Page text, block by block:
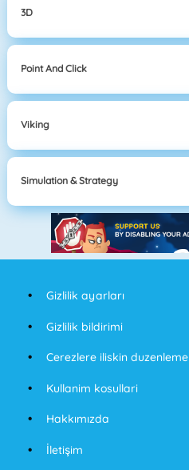
3D
Point And Click
Viking
Simulation & Strategy
Gizlilik ayarları
Gizlilik bildirimi
Cerezlere iliskin duzenleme
Kullanim kosullari
Hakkımızda
İletişim